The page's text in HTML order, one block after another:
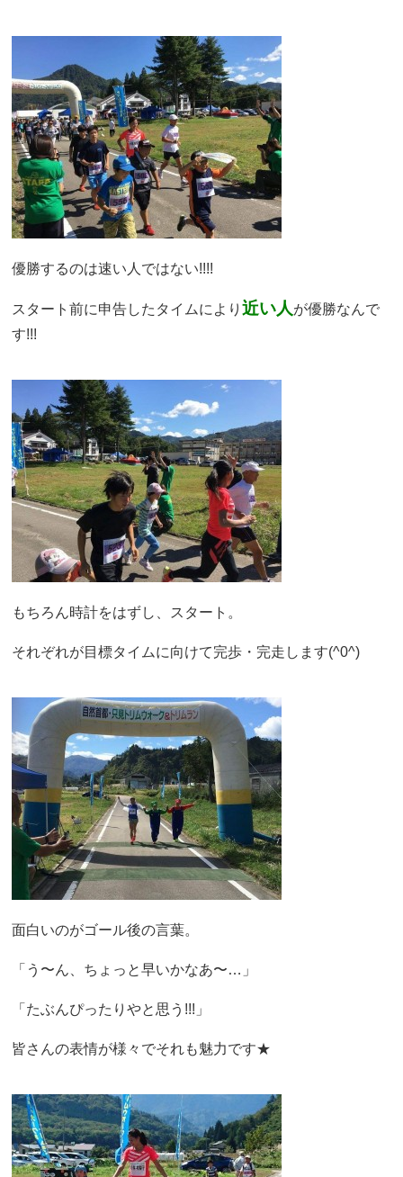
優勝するのは速い人ではない!!!!
スタート前に申告したタイムにより近い人 が優勝なんで
す!!!
もちろん時計をはずし、スタート。
それぞれが目標タイムに向けて完歩・完走します(^0^)
面白いのがゴール後の言葉。
「う〜ん、ちょっと早いかなあ〜…」
「たぶんぴったりやと思う!!!」
皆さんの表情が様々でそれも魅力です★